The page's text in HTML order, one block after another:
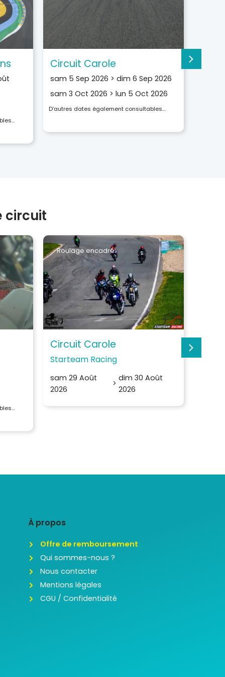
Circuit Carole
sam 5 Sep 2026 > dim 6 Sep 2026
sam 3 Oct 2026 > lun 5 Oct 2026
D’autres dates également consultables…
circuit
Roulage encadré
Circuit Carole
Starteam Racing
sam 29 Août
2026
>
dim 30 Août
2026
Moto
À propos
Offre de remboursement
Qui sommes-nous ?
Nous contacter
Mentions légales
CGU / Confidentialité